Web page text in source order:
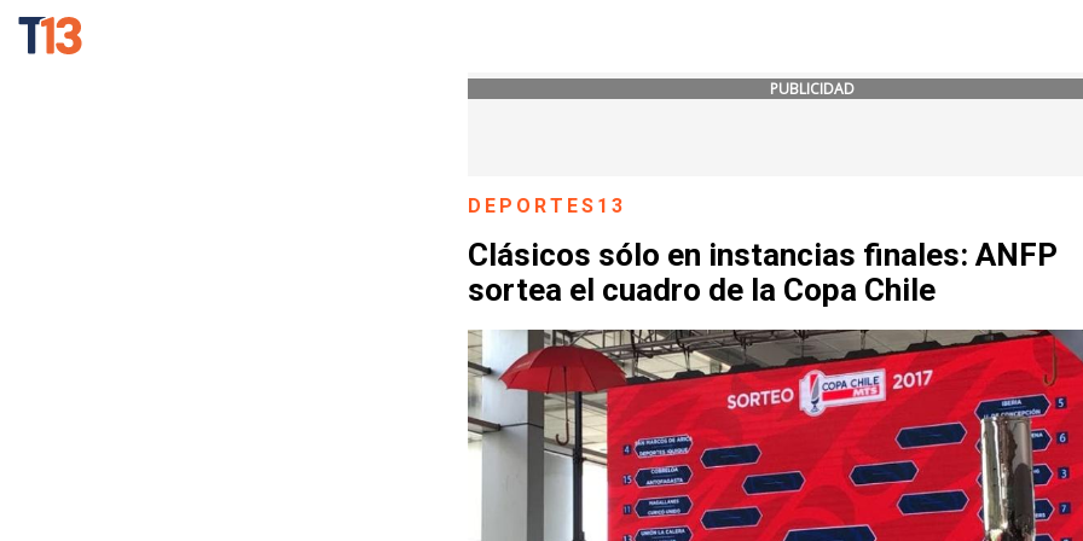
PUBLICIDAD
DEPORTES13
Clásicos sólo en instancias finales: ANFP
sortea el cuadro de la Copa Chile